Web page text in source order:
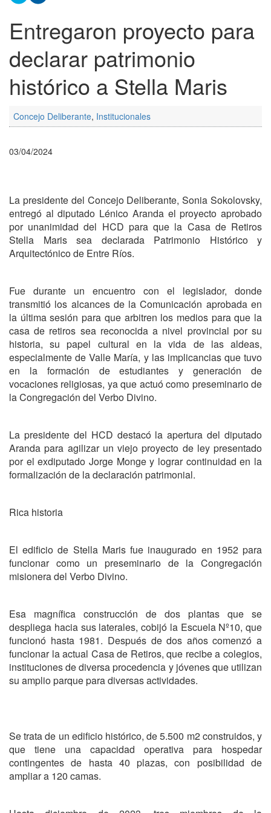
Entregaron proyecto para
declarar patrimonio
histórico a Stella Maris
Concejo Deliberante, Institucionales
03/04/2024
La presidente del Concejo Deliberante, Sonia Sokolovsky,
entregó al diputado Lénico Aranda el proyecto aprobado
por unanimidad del HCD para que la Casa de Retiros
Stella Maris sea declarada Patrimonio Histórico y
Arquitectónico de Entre Ríos.
Fue durante un encuentro con el legislador, donde
transmitió los alcances de la Comunicación aprobada en
la última sesión para que arbitren los medios para que la
casa de retiros sea reconocida a nivel provincial por su
historia, su papel cultural en la vida de las aldeas,
especialmente de Valle María, y las implicancias que tuvo
en la formación de estudiantes y generación de
vocaciones religiosas, ya que actuó como preseminario de
la Congregación del Verbo Divino.
La presidente del HCD destacó la apertura del diputado
Aranda para agilizar un viejo proyecto de ley presentado
por el exdiputado Jorge Monge y lograr continuidad en la
formalización de la declaración patrimonial.
Rica historia
El edificio de Stella Maris fue inaugurado en 1952 para
funcionar como un preseminario de la Congregación
misionera del Verbo Divino.
Esa magnífica construcción de dos plantas que se
despliega hacia sus laterales, cobijó la Escuela Nº10, que
funcionó hasta 1981. Después de dos años comenzó a
funcionar la actual Casa de Retiros, que recibe a colegios,
instituciones de diversa procedencia y jóvenes que utilizan
su amplio parque para diversas actividades.
Se trata de un edificio histórico, de 5.500 m2 construidos, y
que tiene una capacidad operativa para hospedar
contingentes de hasta 40 plazas, con posibilidad de
ampliar a 120 camas.